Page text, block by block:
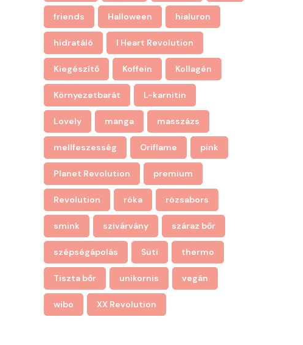
friends Halloween hialuron
hidratáló I Heart Revolution
Kiegészítő Koffein Kollagén
Környezetbarát L-karnitin
Lovely manga masszázs
mellfeszesség Oriflame pink
Planet Revolution premium
Revolution róka rózsabors
smink szivárvány száraz bőr
szépségápolás Süti thermo
Tiszta bőr unikornis vegán
wibo XX Revolution